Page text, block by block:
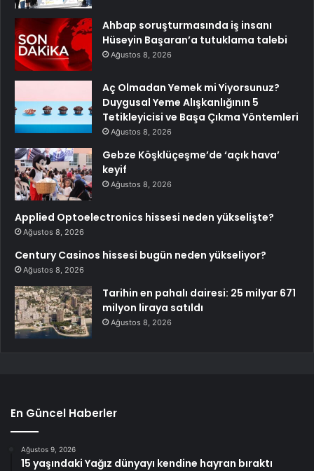
Ahbap soruşturmasında iş insanı
Hüseyin Başaran’a tutuklama talebi
Ağustos 8, 2026
Aç Olmadan Yemek mi Yiyorsunuz?
Duygusal Yeme Alışkanlığının 5
Tetikleyicisi ve Başa Çıkma Yöntemleri
Ağustos 8, 2026
Gebze Köşklüçeşme’de ‘açık hava’
keyif
Ağustos 8, 2026
Applied Optoelectronics hissesi neden yükselişte?
Ağustos 8, 2026
Century Casinos hissesi bugün neden yükseliyor?
Ağustos 8, 2026
Tarihin en pahalı dairesi: 25 milyar 671
milyon liraya satıldı
Ağustos 8, 2026
En Güncel Haberler
Ağustos 9, 2026
15 yaşındaki Yağız dünyayı kendine hayran bıraktı